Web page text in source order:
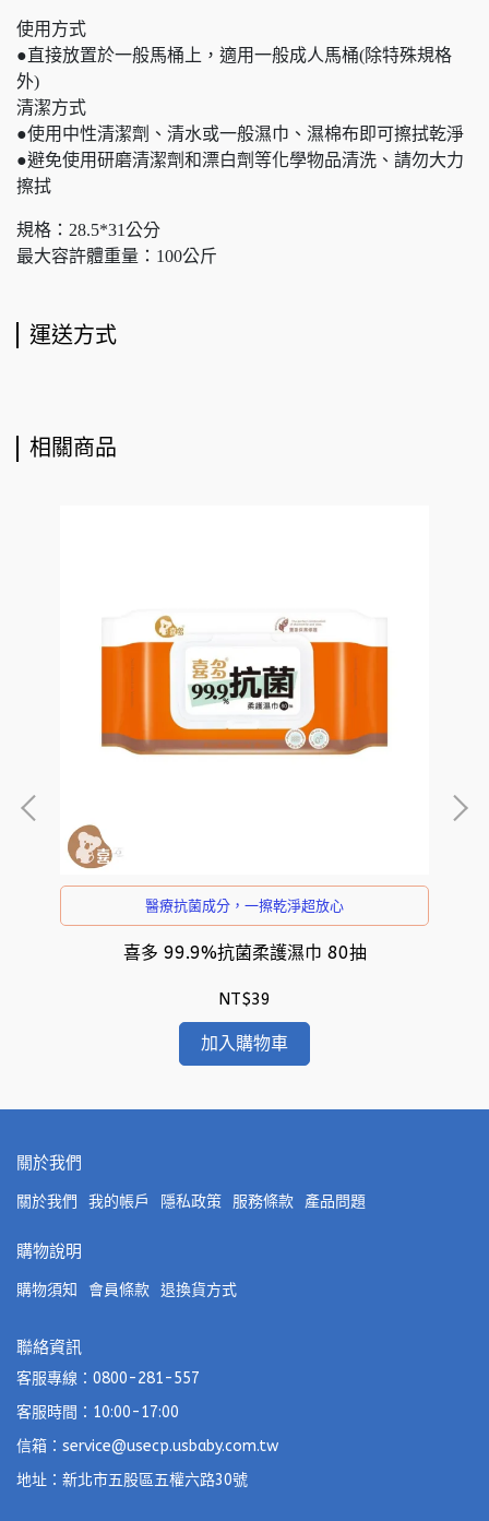
使用方式
●直接放置於一般馬桶上，適用一般成人馬桶(除特殊規格
外)
清潔方式
●使用中性清潔劑、清水或一般濕巾、濕棉布即可擦拭乾淨
●避免使用研磨清潔劑和漂白劑等化學物品清洗、請勿大力
擦拭
規格：28.5*31公分
最大容許體重量：100公斤
運送方式
相關商品
醫療抗菌成分，一擦乾淨超放心
喜多 99.9%抗菌柔護濕巾 80抽
NT$39
加入購物車
關於我們
關於我們 我的帳戶 隱私政策 服務條款 產品問題
購物說明
購物須知 會員條款 退換貨方式
聯絡資訊
客服專線：0800-281-557
客服時間：10:00-17:00
信箱：service@usecp.usbaby.com.tw
地址：新北市五股區五權六路30號